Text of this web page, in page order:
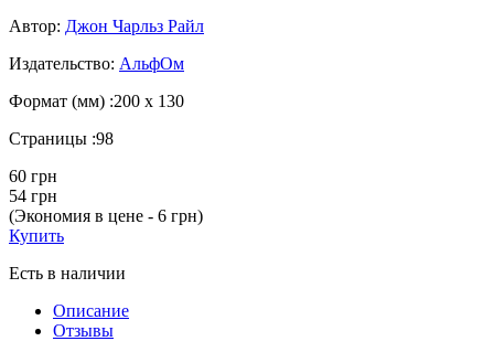
Автор: Джон Чарльз Райл
Издательство: АльфОм
Формат (мм) :200 х 130
Страницы :98
60 грн
54 грн
(Экономия в цене - 6 грн)
Купить
Есть в наличии
Описание
Отзывы